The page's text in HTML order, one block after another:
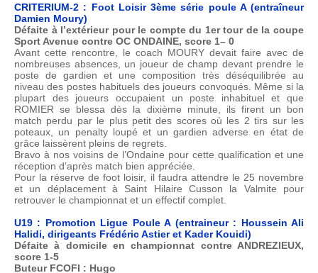
CRITERIUM-2 : Foot Loisir 3ème série poule A (entraîneur
Damien Moury)
Défaite à l’extérieur pour le compte du 1er tour de la coupe
Sport Avenue contre OC ONDAINE, score 1– 0
Avant cette rencontre, le coach MOURY devait faire avec de
nombreuses absences, un joueur de champ devant prendre le
poste de gardien et une composition très déséquilibrée au
niveau des postes habituels des joueurs convoqués. Même si la
plupart des joueurs occupaient un poste inhabituel et que
ROMIER se blessa dès la dixième minute, ils firent un bon
match perdu par le plus petit des scores où les 2 tirs sur les
poteaux, un penalty loupé et un gardien adverse en état de
grâce laissèrent pleins de regrets.
Bravo à nos voisins de l’Ondaine pour cette qualification et une
réception d’après match bien appréciée.
Pour la réserve de foot loisir, il faudra attendre le 25 novembre
et un déplacement à Saint Hilaire Cusson la Valmite pour
retrouver le championnat et un effectif complet.
U19 : Promotion Ligue Poule A (entraineur : Houssein Ali
Halidi, dirigeants Frédéric Astier et Kader Kouidi)
Défaite à domicile en championnat contre ANDREZIEUX,
score 1-5
Buteur FCOFI : Hugo